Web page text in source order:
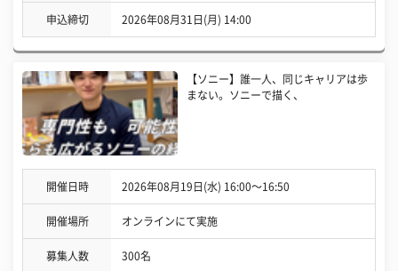
申込締切 2026年08月31日(月) 14:00
【ソニー】誰一人、同じキャリアは歩
まない。ソニーで描く、
開催日時 2026年08月19日(水) 16:00〜16:50
開催場所 オンラインにて実施
募集人数 300名